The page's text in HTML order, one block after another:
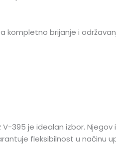
brijanje i
395 je idealan izbor.
fleksibilnost u načinu